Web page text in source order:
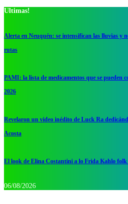
Ultimas!
Alerta en Neuquén: se intensifican las lluvias y
rutas
PAMI: la lista de medicamentos que se pueden
2026
Revelaron un video inédito de Luck Ra
Acosta
El look de Elina Costantini a lo Frida Kahlo folk
06/08/2026